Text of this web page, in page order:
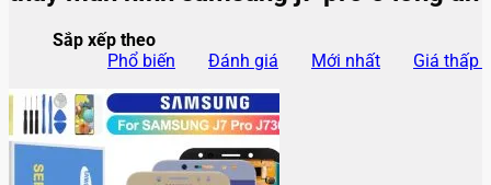
Sắp xếp theo
Phổ biến
Đánh giá Mới nhất Giá thấp